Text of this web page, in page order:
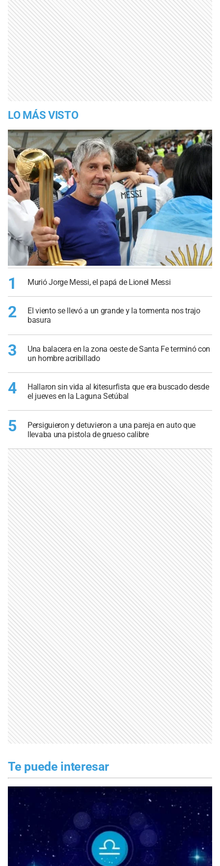
LO MÁS VISTO
1 Murió Jorge Messi, el papá de Lionel Messi
2
El viento se llevó a un grande y la tormenta nos trajo
basura
3
Una balacera en la zona oeste de Santa Fe terminó con
un hombre acribillado
4
Hallaron sin vida al kitesurfista que era buscado desde
el jueves en la Laguna Setúbal
5
Persiguieron y detuvieron a una pareja en auto que
llevaba una pistola de grueso calibre
Te puede interesar